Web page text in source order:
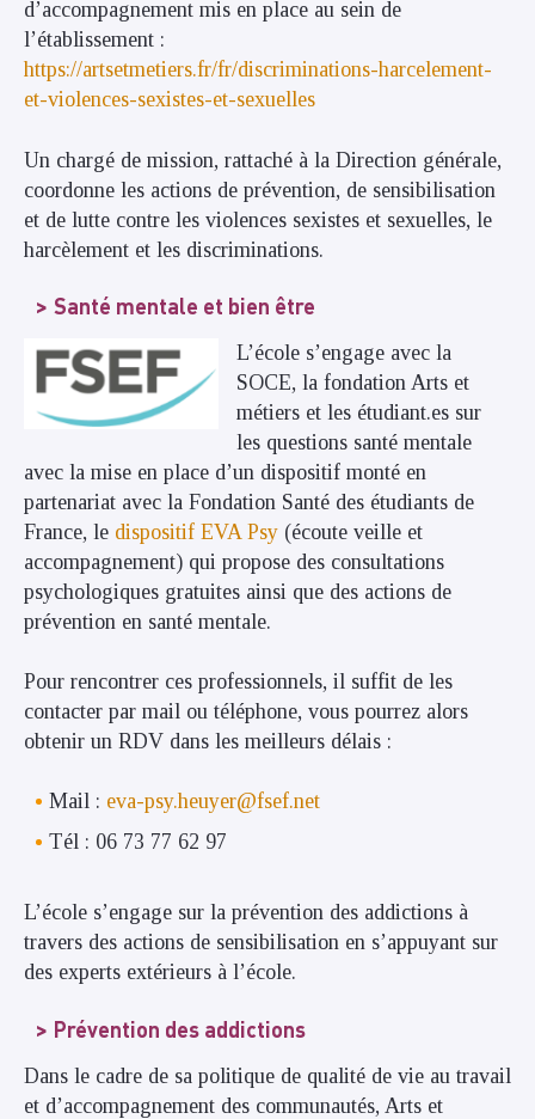
d’accompagnement mis en place au sein de
l’établissement :
https://artsetmetiers.fr/fr/discriminations-harcelement-
et-violences-sexistes-et-sexuelles
Un chargé de mission, rattaché à la Direction générale,
coordonne les actions de prévention, de sensibilisation
et de lutte contre les violences sexistes et sexuelles, le
harcèlement et les discriminations.
Santé mentale et bien être
L’école s’engage avec la
SOCE, la fondation Arts et
métiers et les étudiant.es sur
les questions santé mentale
avec la mise en place d’un dispositif monté en
partenariat avec la Fondation Santé des étudiants de
France, le dispositif EVA Psy (écoute veille et
accompagnement) qui propose des consultations
psychologiques gratuites ainsi que des actions de
prévention en santé mentale.
Pour rencontrer ces professionnels, il suffit de les
contacter par mail ou téléphone, vous pourrez alors
obtenir un RDV dans les meilleurs délais :
Mail : eva-psy.heuyer@fsef.net
Tél : 06 73 77 62 97
L’école s’engage sur la prévention des addictions à
travers des actions de sensibilisation en s’appuyant sur
des experts extérieurs à l’école.
Prévention des addictions
Dans le cadre de sa politique de qualité de vie au travail
et d’accompagnement des communautés, Arts et